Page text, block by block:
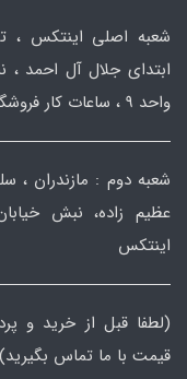
شعبه اصلی اینتکس ،
واحد ۹ ، ساعات کار فروشگاه : ۱۰ صبح تا ۹ شب.
عظیم زاده، نبش
اینتکس
(لطفا قبل از خرید و
قیمت با ما تماس